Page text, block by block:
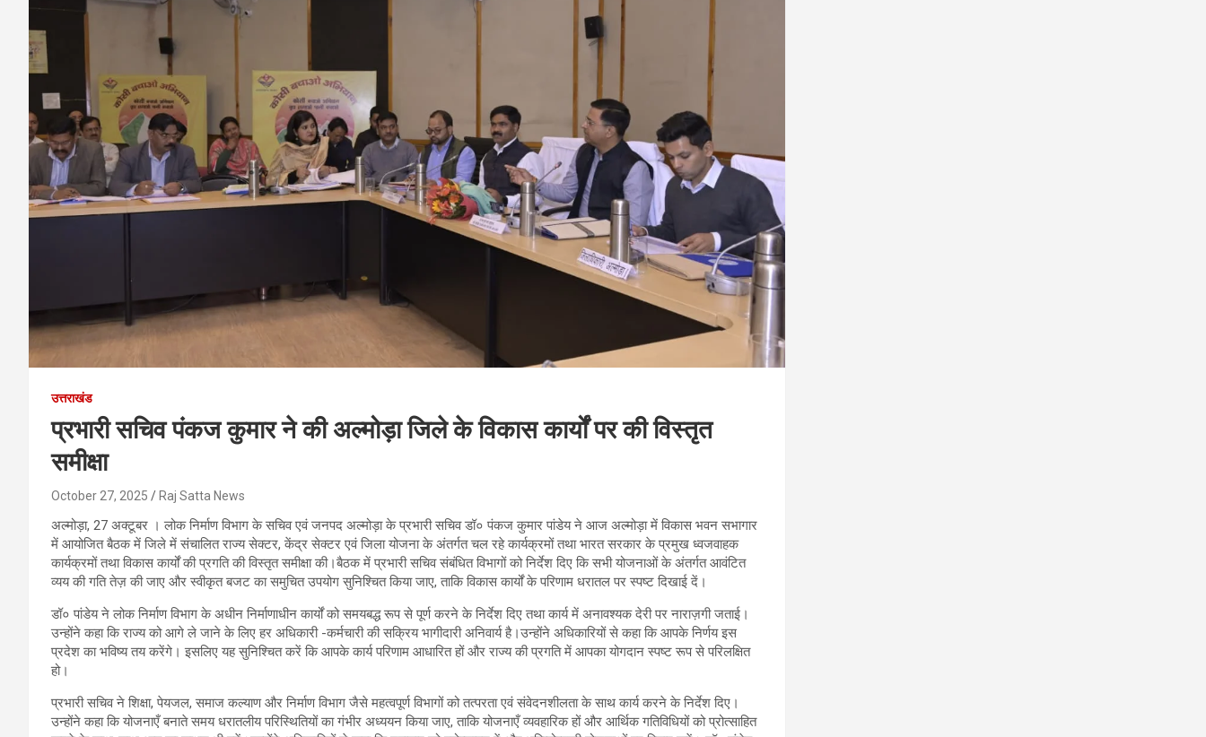
उत्तराखंड
प्रभारी सचिव पंकज कुमार ने की अल्मोड़ा जिले के विकास कार्यों पर की विस्तृत
समीक्षा
October 27, 2025 Raj Satta News
अल्मोड़ा, 27 अक्टूबर । लोक निर्माण विभाग के सचिव एवं जनपद अल्मोड़ा के प्रभारी सचिव डॉ० पंकज कुमार पांडेय ने आज अल्मोड़ा में विकास भवन सभागार
में आयोजित बैठक में जिले में संचालित राज्य सेक्टर, केंद्र सेक्टर एवं जिला योजना के अंतर्गत चल रहे कार्यक्रमों तथा भारत सरकार के प्रमुख ध्वजवाहक
कार्यक्रमों तथा विकास कार्यों की प्रगति की विस्तृत समीक्षा की।बैठक में प्रभारी सचिव संबंधित विभागों को निर्देश दिए कि सभी योजनाओं के अंतर्गत आवंटित
व्यय की गति तेज़ की जाए और स्वीकृत बजट का समुचित उपयोग सुनिश्चित किया जाए, ताकि विकास कार्यों के परिणाम धरातल पर स्पष्ट दिखाई दें।
डॉ० पांडेय ने लोक निर्माण विभाग के अधीन निर्माणाधीन कार्यों को समयबद्ध रूप से पूर्ण करने के निर्देश दिए तथा कार्य में अनावश्यक देरी पर नाराज़गी जताई।
उन्होंने कहा कि राज्य को आगे ले जाने के लिए हर अधिकारी -कर्मचारी की सक्रिय भागीदारी अनिवार्य है।उन्होंने अधिकारियों से कहा कि आपके निर्णय इस
प्रदेश का भविष्य तय करेंगे। इसलिए यह सुनिश्चित करें कि आपके कार्य परिणाम आधारित हों और राज्य की प्रगति में आपका योगदान स्पष्ट रूप से परिलक्षित
हो।
प्रभारी सचिव ने शिक्षा, पेयजल, समाज कल्याण और निर्माण विभाग जैसे महत्वपूर्ण विभागों को तत्परता एवं संवेदनशीलता के साथ कार्य करने के निर्देश दिए।
उन्होंने कहा कि योजनाएँ बनाते समय धरातलीय परिस्थितियों का गंभीर अध्ययन किया जाए, ताकि योजनाएँ व्यवहारिक हों और आर्थिक गतिविधियों को प्रोत्साहित